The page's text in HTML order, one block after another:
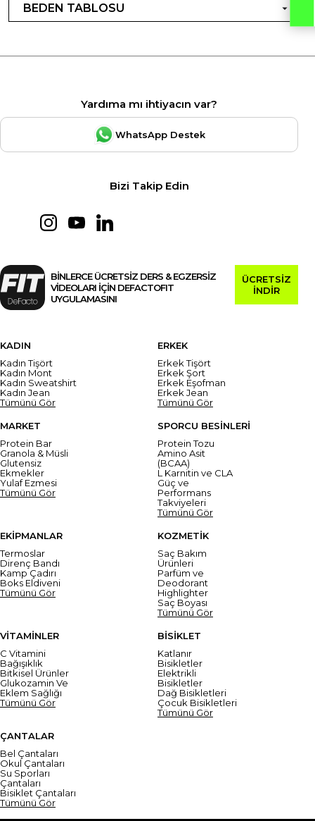
BEDEN TABLOSU
Yardıma mı ihtiyacın var?
WhatsApp Destek
Bizi Takip Edin
BİNLERCE ÜCRETSİZ DERS & EGZERSİZ
VİDEOLARI İÇİN DEFACTOFIT
UYGULAMASINI
ÜCRETSİZ
İNDİR
KADIN
Kadın Tişört
Kadın Mont
Kadın Sweatshirt
Kadın Jean
Tümünü Gör
ERKEK
Erkek Tişört
Erkek Şort
Erkek Eşofman
Erkek Jean
Tümünü Gör
MARKET
Protein Bar
Granola & Müsli
Glutensiz
Ekmekler
Yulaf Ezmesi
Tümünü Gör
SPORCU BESİNLERİ
Protein Tozu
Amino Asit
(BCAA)
L Karnitin ve CLA
Güç ve
Performans
Takviyeleri
Tümünü Gör
EKİPMANLAR
Termoslar
Direnç Bandı
Kamp Çadırı
Boks Eldiveni
Tümünü Gör
KOZMETİK
Saç Bakım
Ürünleri
Parfüm ve
Deodorant
Highlighter
Saç Boyası
Tümünü Gör
VİTAMİNLER
C Vitamini
Bağışıklık
Bitkisel Ürünler
Glukozamin Ve
Eklem Sağlığı
Tümünü Gör
BİSİKLET
Katlanır
Bisikletler
Elektrikli
Bisikletler
Dağ Bisikletleri
Çocuk Bisikletleri
Tümünü Gör
ÇANTALAR
Bel Çantaları
Okul Çantaları
Su Sporları
Çantaları
Bisiklet Çantaları
Tümünü Gör